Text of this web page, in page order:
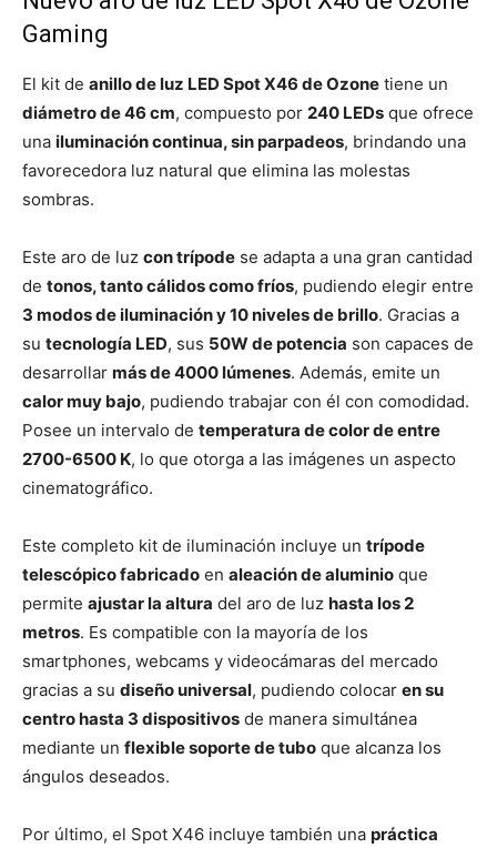
Gaming
El kit de anillo de luz LED Spot X46 de Ozone tiene un
diámetro de 46 cm, compuesto por 240 LEDs que ofrece
una iluminación continua, sin parpadeos, brindando una
favorecedora luz natural que elimina las molestas
sombras.
Este aro de luz con trípode se adapta a una gran cantidad
de tonos, tanto cálidos como fríos, pudiendo elegir entre
3 modos de iluminación y 10 niveles de brillo. Gracias a
su tecnología LED, sus 50W de potencia son capaces de
desarrollar más de 4000 lúmenes. Además, emite un
calor muy bajo, pudiendo trabajar con él con comodidad.
Posee un intervalo de temperatura de color de entre
2700-6500 K, lo que otorga a las imágenes un aspecto
cinematográfico.
Este completo kit de iluminación incluye un trípode
telescópico fabricado en aleación de aluminio que
permite ajustar la altura del aro de luz hasta los 2
metros. Es compatible con la mayoría de los
smartphones, webcams y videocámaras del mercado
gracias a su diseño universal, pudiendo colocar en su
centro hasta 3 dispositivos de manera simultánea
mediante un flexible soporte de tubo que alcanza los
ángulos deseados.
Por último, el Spot X46 incluye también una práctica